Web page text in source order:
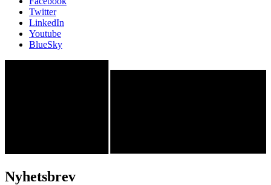
Twitter
LinkedIn
Youtube
BlueSky
Nyhetsbrev